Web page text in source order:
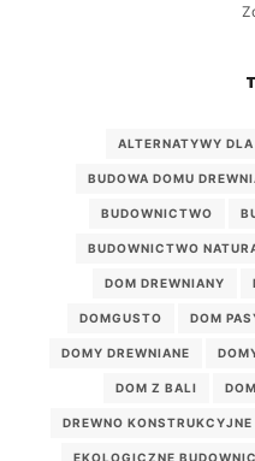
ALTERNATYWY DLA
BUDOWA DOMU
BUDOWNICTWO
BUDOWNICTWO
DOM DREWNIANY
DOMGUSTO DOM
DOMY DREWNIANE
DOM Z BALI
DREWNO KONSTRUKCYJNE
EKOLOGICZNE